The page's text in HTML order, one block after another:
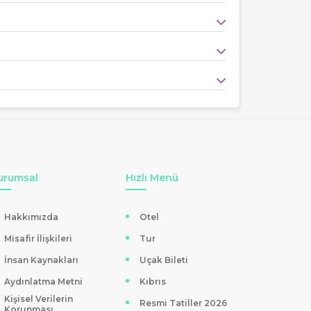
uygun seçeneklerle bayram tatilinin tadını
ve Trakya gibi tarihi ve doğal güzellikleriyle öne
Hakkımızda
Misafir İlişkileri
İnsan Kaynakları
Aydınlatma Metni
Kişisel Verilerin
Hızlı Menü
Otel
Tur
Uçak Bileti
Kıbrıs
Resmi Tatiller 2026